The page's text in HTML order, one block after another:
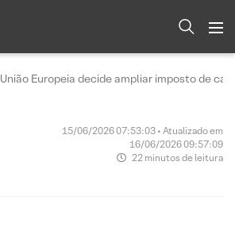
União Europeia decide ampliar imposto de
15/06/2026 07:53:03 • Atualizado em
16/06/2026 09:57:09
22 minutos de leitura